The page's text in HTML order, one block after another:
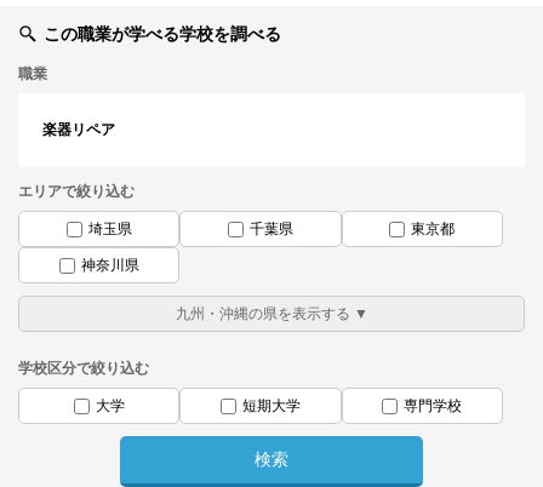
この職業が学べる学校を調べる
職業
楽器リペア
エリアで絞り込む
埼玉県 千葉県 東京都
神奈川県
学校区分で絞り込む
大学 短期大学 専門学校